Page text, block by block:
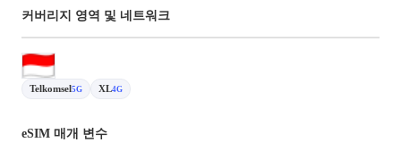
커버리지 영역 및 네트워크
Telkomsel5G XL4G
eSIM 매개 변수